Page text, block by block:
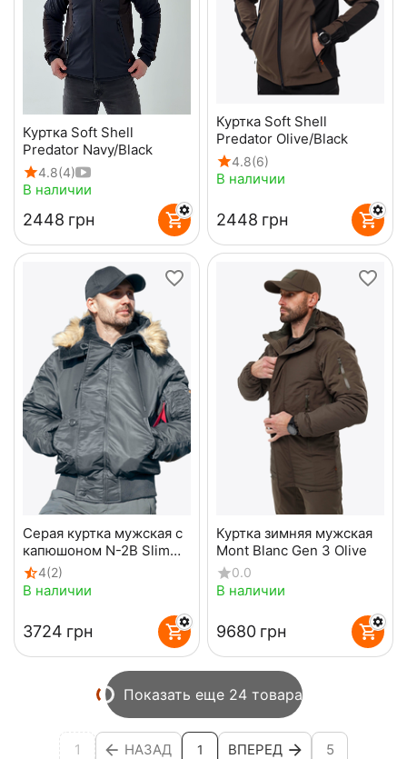
Куртка Soft Shell
Predator Navy/Black
4.8(4)
В наличии
‍2448‍ грн
Куртка Soft Shell
Predator Olive/Black
4.8(6)
В наличии
‍2448‍ грн
Серая куртка мужская с
капюшоном N-2B Slim
Gray зимний бомбер
4(2)
В наличии
‍3724‍ грн
Куртка зимняя мужская
Mont Blanc Gen 3 Olive
0.0
В наличии
‍9680‍ грн
Показать еще 24 товара
1 НАЗАД 1 ВПЕРЕД 5